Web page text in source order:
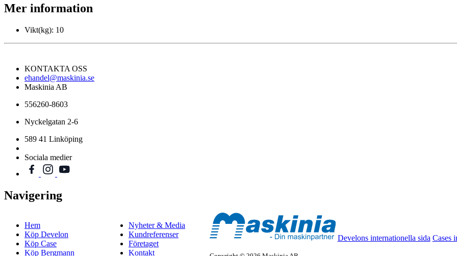
Mer information
Vikt(kg): 10
KONTAKTA OSS
ehandel@maskinia.se
Maskinia AB
556260-8603
Nyckelgatan 2-6
589 41 Linköping
Sociala medier
Navigering
Hem
Köp Develon
Köp Case
Köp Bergmann
Nyheter & Media
Kundreferenser
Företaget
Kontakt
Develons internationella sida Cases